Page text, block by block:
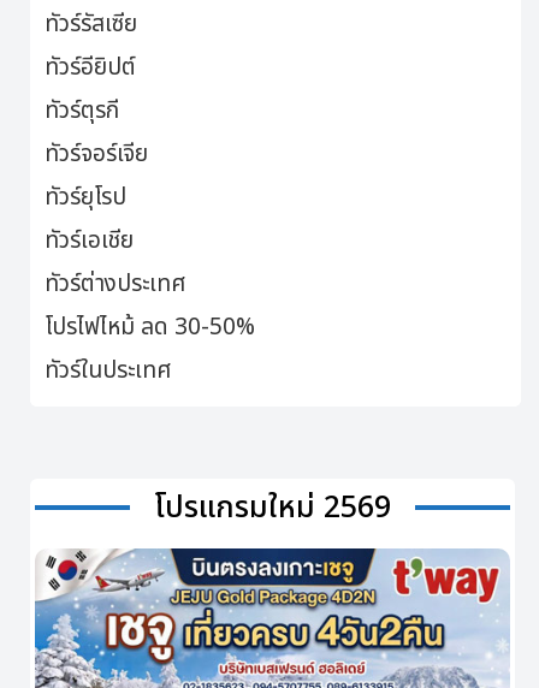
ทัวร์รัสเซีย
ทัวร์อียิปต์
ทัวร์ตุรกี
ทัวร์จอร์เจีย
ทัวร์ยุโรป
ทัวร์เอเชีย
ทัวร์ต่างประเทศ
โปรไฟไหม้ ลด 30-50%
ทัวร์ในประเทศ
โปรแกรมใหม่ 2569